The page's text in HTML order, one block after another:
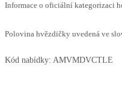
Informace o oficiální kategorizaci
Polovina hvězdičky uvedená ve
Kód nabídky: AMVMDVCTLE